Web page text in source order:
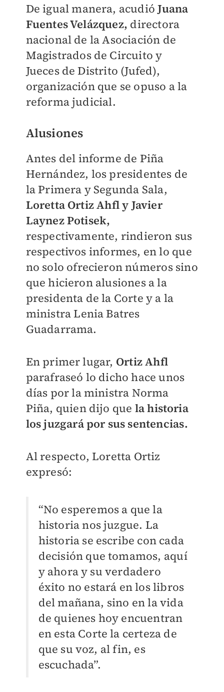
De igual manera, acudióJuana
Fuentes Velázquez, directora
nacional de la Asociación de
Magistrados de Circuito y
Jueces de Distrito (Jufed),
organización que se opuso a la
reforma judicial.
Alusiones
Antes del informe de Piña
Hernández, los presidentes de
la Primera y Segunda Sala,
Loretta Ortiz Ahfl y Javier
Laynez Potisek,
respectivamente, rindieron sus
respectivos informes, en lo que
no solo ofrecieron números sino
que hicieron alusiones a la
presidenta de la Corte y a la
ministra Lenia Batres
Guadarrama.
En primer lugar, Ortiz Ahfl
parafraseó lo dicho hace unos
días por la ministra Norma
Piña, quien dijo que la historia
los juzgará por sus sentencias.
Al respecto, Loretta Ortiz
expresó:
“No esperemos a que la
historia nos juzgue. La
historia se escribe con cada
decisión que tomamos, aquí
y ahora y su verdadero
éxito no estará en los libros
del mañana, sino en la vida
de quienes hoy encuentran
en esta Corte la certeza de
que su voz, al fin, es
escuchada”.